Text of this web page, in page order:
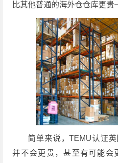
比其他普通的海外仓仓库更贵
简单来说，TEMU认证
并不会更贵，甚至有可能会